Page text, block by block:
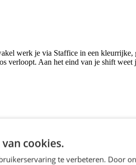
werk je via Staffice in een kleurrijke,
verloopt. Aan het eind van je shift
cookies.
te verbeteren. Door